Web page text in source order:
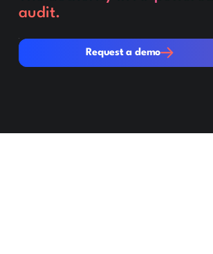
audit.
Request a demo
Request a demo